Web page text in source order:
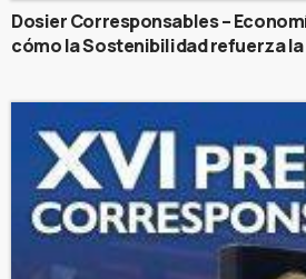
Dosier Corresponsables –
cómo la Sostenibilidad refuerza